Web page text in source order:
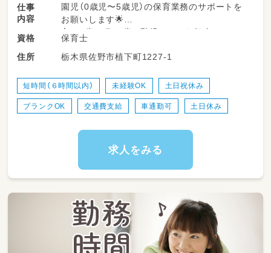
仕事
内容
園児（0歳児〜5歳児）の保育業務のサポートを
お願いします🌟
主に0歳・1歳・2歳の乳児クラスを担当していた
だく予定ですが、希望や経験を考慮します♪
食事支援
・着替えやトイレなど、子どもたちの身辺自立の
お手伝い
・保育日誌などの書類作成（PCスキルは必要あ
りません👍）
境づくり
資格
保育士
住所
栃木県佐野市植下町1227-1
短時間（６時間以内） 未経験OK 土日祝休み
ブランクOK 交通費支給 車通勤可 土日休み
求人をみる